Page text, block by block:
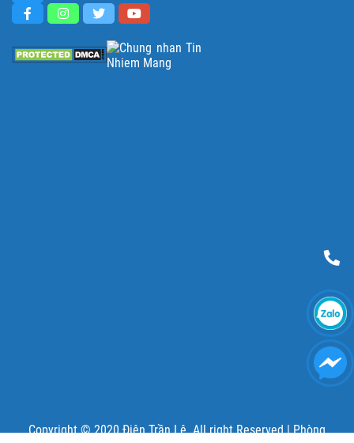
Copyright © 2020 Điện Trần Lê. All right Reserved |Phòng